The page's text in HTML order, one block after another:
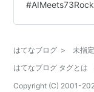
#AIMeets73Rock
はてなブログ > 未指定
はてなブログ タグとは
Copyright (C) 2001-